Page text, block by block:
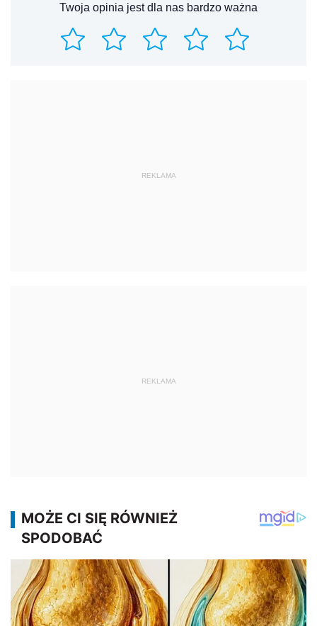
Twoja opinia jest dla nas bardzo ważna
REKLAMA
REKLAMA